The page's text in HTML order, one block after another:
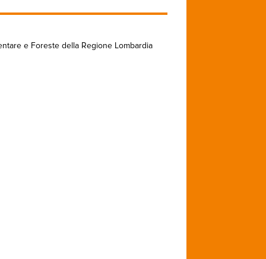
e Foreste della Regione Lombardia